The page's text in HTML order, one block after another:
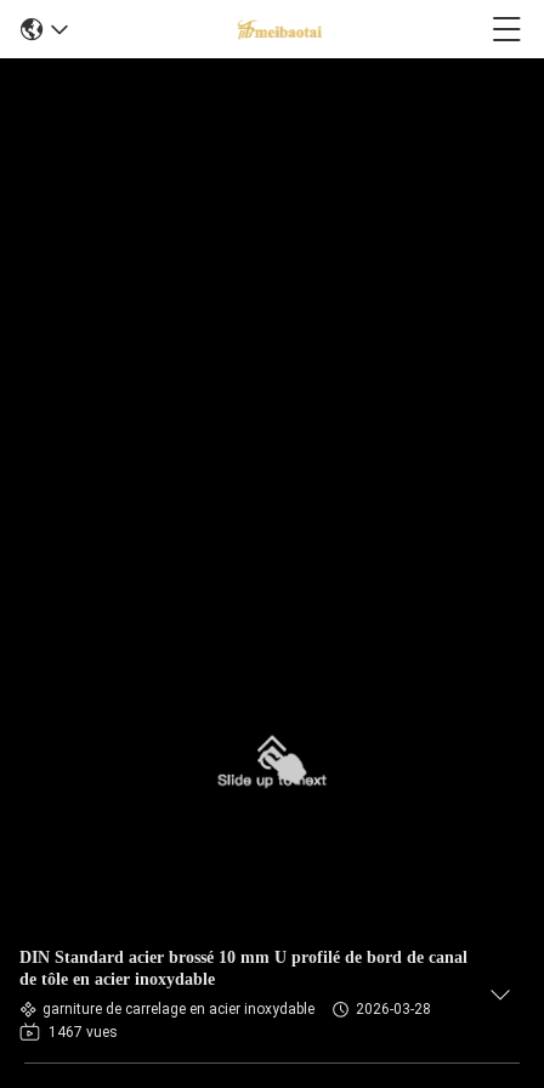
DIN Standard acier brossé 10 mm U profilé de bord de canal
de tôle en acier inoxydable
garniture de carrelage en acier inoxydable
2026-03-28
1467 vues